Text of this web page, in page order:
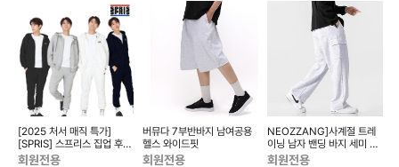
dongeecom@naver.com
소재지 경기도 고양시 덕양구 꽃마을로64, 1235호
[2025 처서 매직 특가]
[SPRIS] 스프리스 집업 후디
조거 트레이닝 상하 세트 ...
회원전용
버뮤다 7부반바지 남여공용
헬스 와이드핏
회원전용
NEOZZANG]사계절 트레
이닝 남자 밴딩 바지 세미 카
고 와이드 팬츠
회원전용